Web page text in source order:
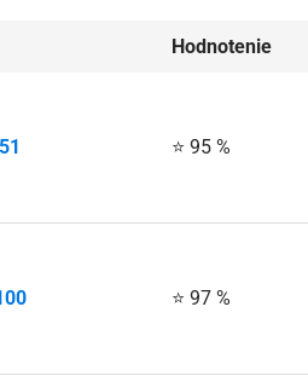
Hodnotenie
⭐ 95 %
⭐ 97 %